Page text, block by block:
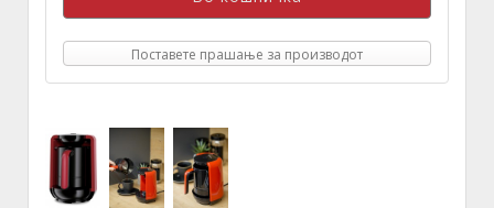
Поставете прашање за производот